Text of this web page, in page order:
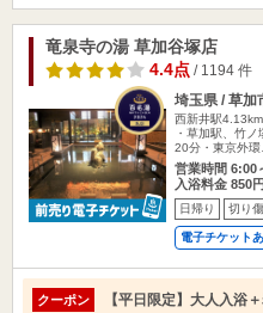
竜泉寺の湯 草加谷塚店
4.4点/ 1194 件
埼玉県 / 草加
西新井駅4.13km
・草加駅、竹
20分・東京外環
営業時間 6:00
入浴料金 850
日帰り 切り傷
電子チケット
クーポン
【平日限定】大人入浴